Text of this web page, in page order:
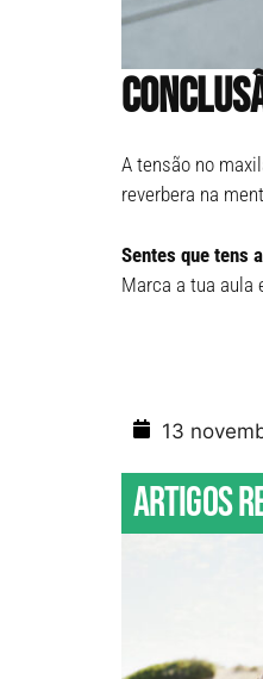
A tensão no
reverbera na
Sentes que tens
Marca a tua aula
13
Artigos